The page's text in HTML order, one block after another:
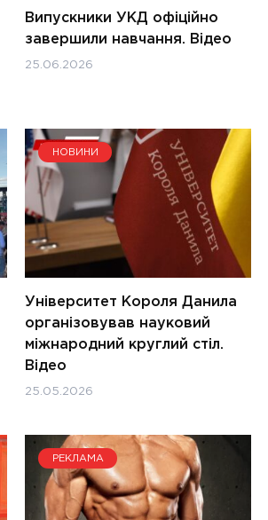
Випускники УКД офіційно
завершили навчання. Відео
25.06.2026
НОВИНИ
Університет Короля Данила
організовував науковий
міжнародний круглий стіл.
Відео
25.05.2026
РЕКЛАМА